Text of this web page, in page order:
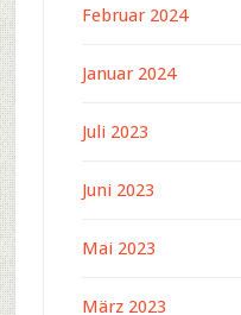
Februar 2024
Januar 2024
Juli 2023
Juni 2023
Mai 2023
März 2023